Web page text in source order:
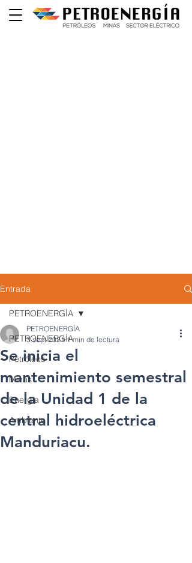
Entrada
PETROENERGÍA
Petróleos
Minas
Energía
Ambiente
PETROENERGÍA
Se inicia el
mantenimiento semestral
de la Unidad 1 de la
central hidroeléctrica
Manduriacu.
PETROENERGÍA
3 sept 2021 1 min de lectura